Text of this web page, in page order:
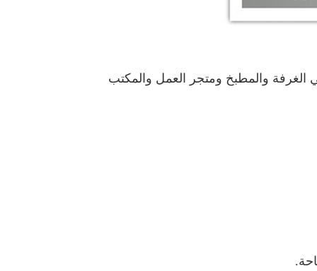
الغرفة والمطبخ ومتجر العمل والمكتب